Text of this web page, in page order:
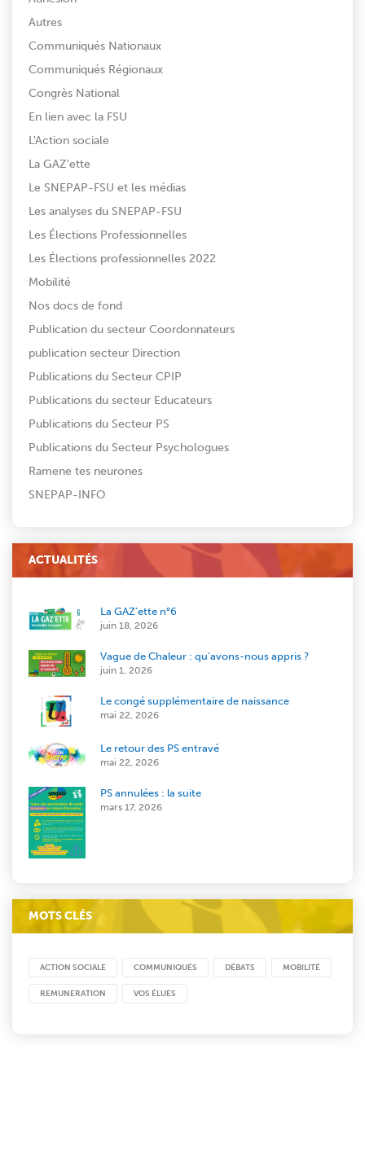
Autres
Communiqués Nationaux
Communiqués Régionaux
Congrès National
En lien avec la FSU
L'Action sociale
La GAZ'ette
Le SNEPAP-FSU et les médias
Les analyses du SNEPAP-FSU
Les Élections Professionnelles
Les Élections professionnelles 2022
Mobilité
Nos docs de fond
Publication du secteur Coordonnateurs
publication secteur Direction
Publications du Secteur CPIP
Publications du secteur Educateurs
Publications du Secteur PS
Publications du Secteur Psychologues
Ramene tes neurones
SNEPAP-INFO
ACTUALITÉS
La GAZ’ette n°6
juin 18, 2026
Vague de Chaleur : qu’avons-nous appris ?
juin 1, 2026
Le congé supplémentaire de naissance
mai 22, 2026
Le retour des PS entravé
mai 22, 2026
PS annulées : la suite
mars 17, 2026
MOTS CLÉS
ACTION SOCIALE COMMUNIQUÉS DÉBATS MOBILITÉ
REMUNERATION VOS ÉLUES